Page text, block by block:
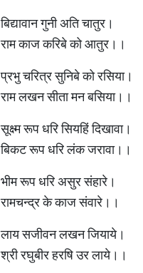
बिद्यावान गुनी अति चातुर।
राम काज करिबे को आतुर।।
प्रभु चरित्र सुनिबे को रसिया।
राम लखन सीता मन बसिया।।
सूक्ष्म रूप धरि सियहिं दिखावा।
बिकट रूप धरि लंक जरावा।।
भीम रूप धरि असुर संहारे।
रामचन्द्र के काज संवारे।।
लाय सजीवन लखन जियाये।
श्री रघुबीर हरषि उर लाये।।